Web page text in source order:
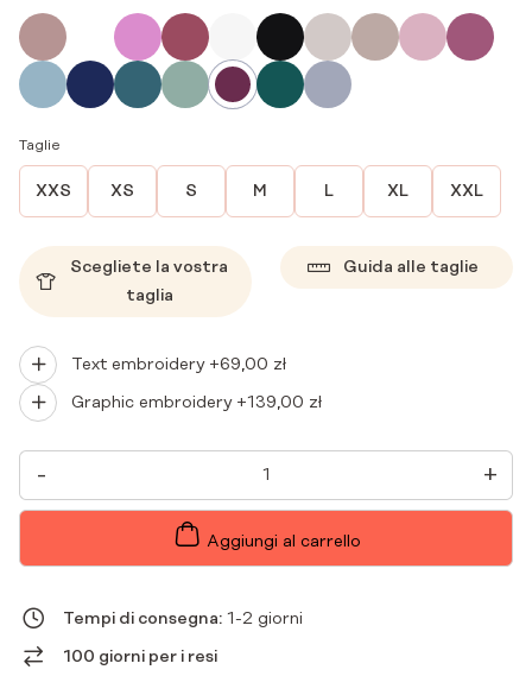
Taglie
XXS XS S M L XL XXL
Scegliete la vostra
taglia
Guida alle taglie
Text embroidery +69,00 zł
Graphic embroidery +139,00 zł
-
TUNICA
DONNA
A
MEDICA
PREMIUM
SINGLE
QUANTITÀ
+
Aggiungi al carrello
Tempi di consegna: 1-2 giorni
100 giorni per i resi